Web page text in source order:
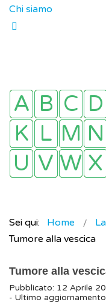
Chi siamo
Sei qui: Home
Tumore alla vescica
Tumore alla
Pubblicato: 12 Aprile
- Ultimo